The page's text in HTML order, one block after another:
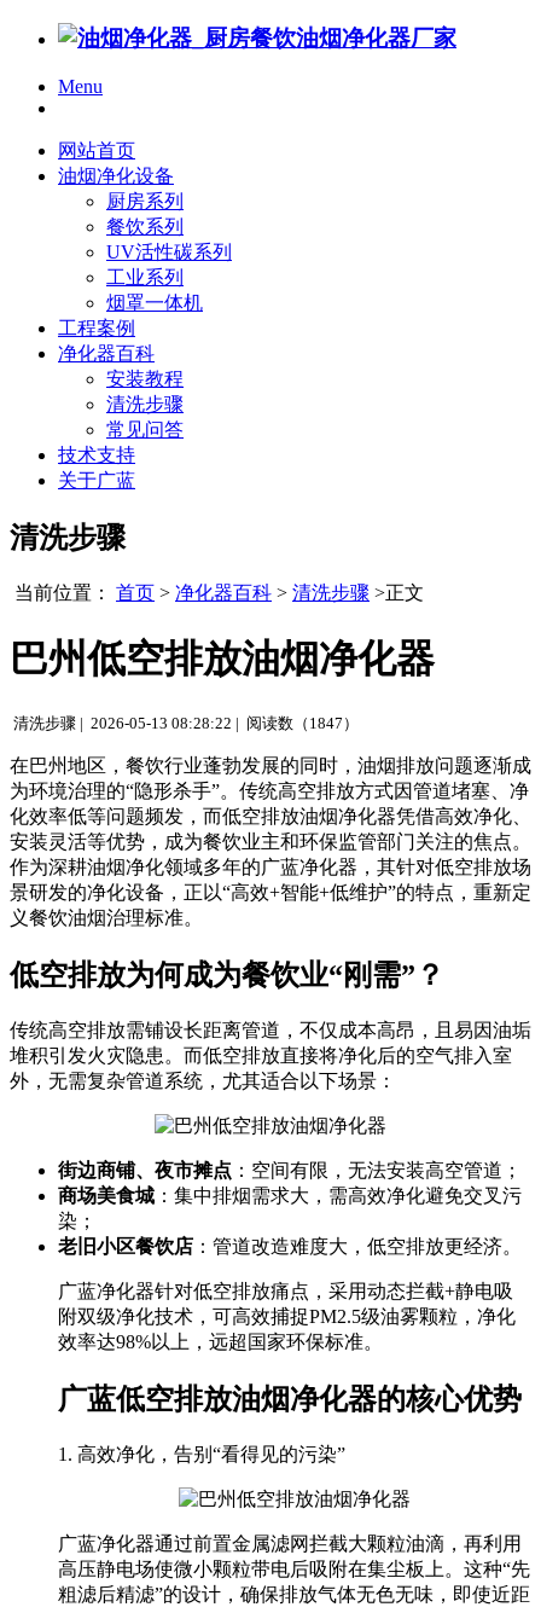
Menu
网站首页
油烟净化设备
厨房系列
餐饮系列
UV活性碳系列
工业系列
烟罩一体机
工程案例
净化器百科
安装教程
清洗步骤
常见问答
技术支持
关于广蓝
清洗步骤
当前位置： 首页 > 净化器百科 > 清洗步骤 >正文
巴州低空排放油烟净化器
清洗步骤 | 2026-05-13 08:28:22 | 阅读数（1847）
在巴州地区，餐饮行业蓬勃发展的同时，油烟排放问题逐渐成
为环境治理的“隐形杀手”。传统高空排放方式因管道堵塞、净
化效率低等问题频发，而低空排放油烟净化器凭借高效净化、
安装灵活等优势，成为餐饮业主和环保监管部门关注的焦点。
作为深耕油烟净化领域多年的广蓝净化器，其针对低空排放场
景研发的净化设备，正以“高效+智能+低维护”的特点，重新定
义餐饮油烟治理标准。
低空排放为何成为餐饮业“刚需”？
传统高空排放需铺设长距离管道，不仅成本高昂，且易因油垢
堆积引发火灾隐患。而低空排放直接将净化后的空气排入室
外，无需复杂管道系统，尤其适合以下场景：
街边商铺、夜市摊点 ：空间有限，无法安装高空管道；
商场美食城 ：集中排烟需求大，需高效净化避免交叉污
染；
老旧小区餐饮店 ：管道改造难度大，低空排放更经济。
广蓝净化器针对低空排放痛点，采用动态拦截+静电吸
附双级净化技术，可高效捕捉PM2.5级油雾颗粒，净化
效率达98%以上，远超国家环保标准。
广蓝低空排放油烟净化器的核心优势
1. 高效净化，告别“看得见的污染”
广蓝净化器通过前置金属滤网拦截大颗粒油滴，再利用
高压静电场使微小颗粒带电后吸附在集尘板上。这种“先
粗滤后精滤”的设计，确保排放气体无色无味，即使近距